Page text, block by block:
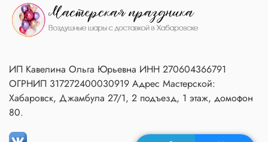
ИП Кавелина Ольга Юрьевна ИНН 270604366791
ОГРНИП 317272400030919 Адрес Мастерской:
Хабаровск, Джамбула 27/1, 2 подъезд, 1 этаж, домофон
80.